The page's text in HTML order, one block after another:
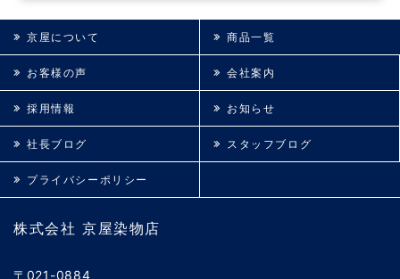
株式会社 京屋染物店
〒021-0884
京屋について 商品一覧
お客様の声 会社案内
採用情報 お知らせ
社長ブログ スタッフブログ
プライバシーポリシー